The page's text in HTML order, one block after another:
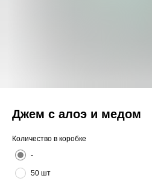
Джем с алоэ и медом
Количество в коробке
-
50 шт